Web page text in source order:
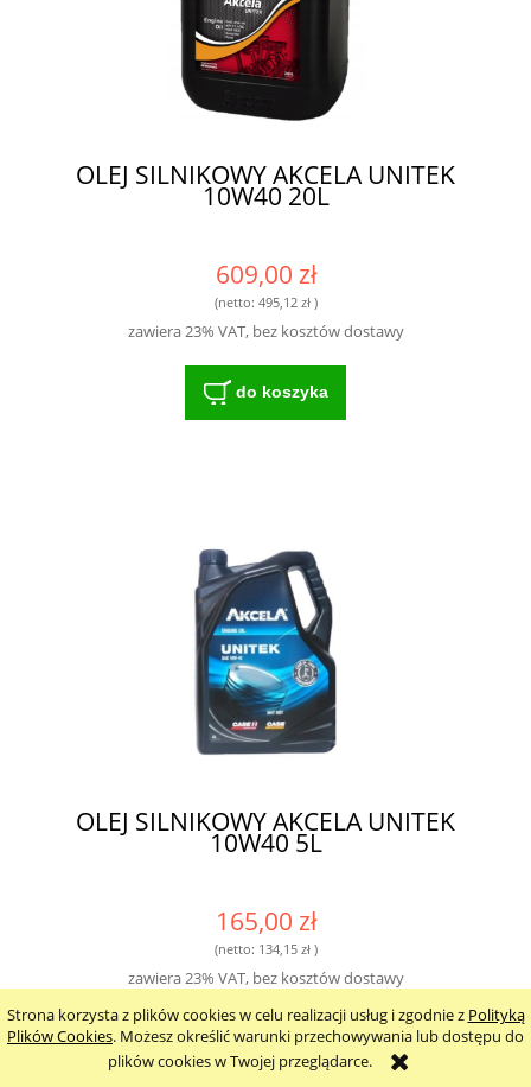
Strona korzysta z plików cookies w celu realizacji usług i zgodnie z Polityką
Plików Cookies. Możesz określić warunki przechowywania lub dostępu do
plików cookies w Twojej przeglądarce.
OLEJ SILNIKOWY AKCELA UNITEK
10W40 20L
609,00 zł
(netto: 495,12 zł)
zawiera 23% VAT, bez kosztów dostawy
do koszyka
OLEJ SILNIKOWY AKCELA UNITEK
10W40 5L
165,00 zł
(netto: 134,15 zł)
zawiera 23% VAT, bez kosztów dostawy
do koszyka